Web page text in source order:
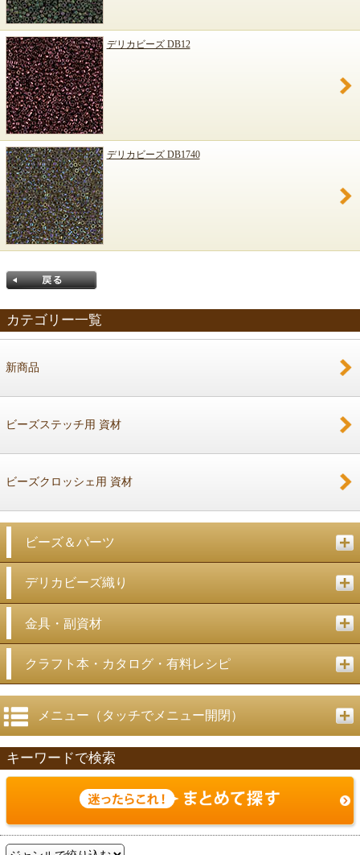
デリカビーズ DB12
デリカビーズ DB1740
カテゴリー一覧
新商品
ビーズステッチ用 資材
ビーズクロッシェ用 資材
ビーズ＆パーツ
デリカビーズ織り
金具・副資材
クラフト本・カタログ・有料レシピ
メニュー（タッチでメニュー開閉）
キーワードで検索